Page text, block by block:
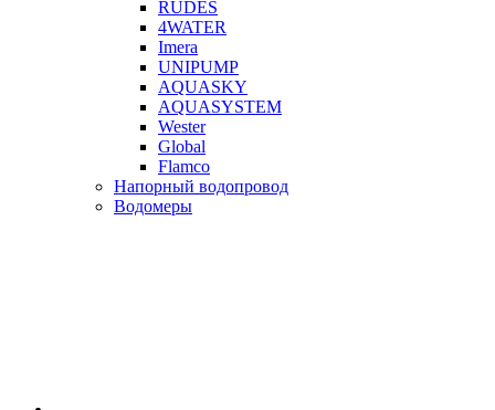
RUDES
4WATER
Imera
UNIPUMP
AQUASKY
AQUASYSTEM
Wester
Global
Flamco
Напорный водопровод
Водомеры